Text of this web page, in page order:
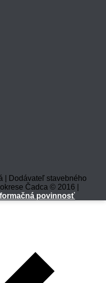
| Dodávateľ stavebného
Čadca © 2016 |
povinnosť